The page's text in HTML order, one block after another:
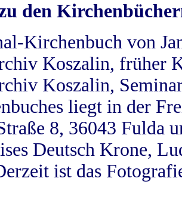
den
Kirchenbuch von
Koszalin, früher
Koszalin,
liegt in der
8, 36043 Fulda
Deutsch Krone,
ist das